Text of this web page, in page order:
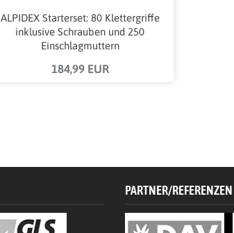
ALPIDEX Starterset: 80 Klettergriffe
inklusive Schrauben und 250
Einschlagmuttern
184,99 EUR
PARTNER/REFERENZEN